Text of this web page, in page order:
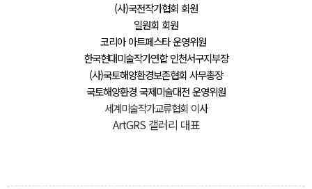
(사)국전작가협회 회원
일원회 회원
코리아 아트페스타 운영위원
한국현대미술작가연합 인천서구지부장
(사)국토해양환경보존협회 사무총장
국토해양환경 국제미술대전 운영위원
세계미술작가교류협회 이사
ArtGRS 갤러리 대표